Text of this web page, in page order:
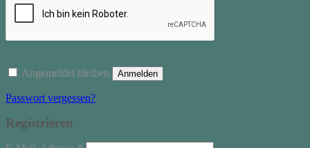
Angemeldet bleiben Anmelden
Passwort vergessen?
Registrieren